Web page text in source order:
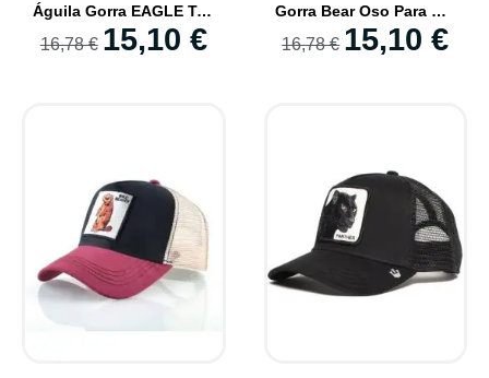
Águila Gorra EAGLE Tono Azulado - Modelos de Animales
16,78 € 15,10 €
Gorra Bear Oso Para Hombre y Mujer Moda Animal Trucker
16,78 € 15,10 €